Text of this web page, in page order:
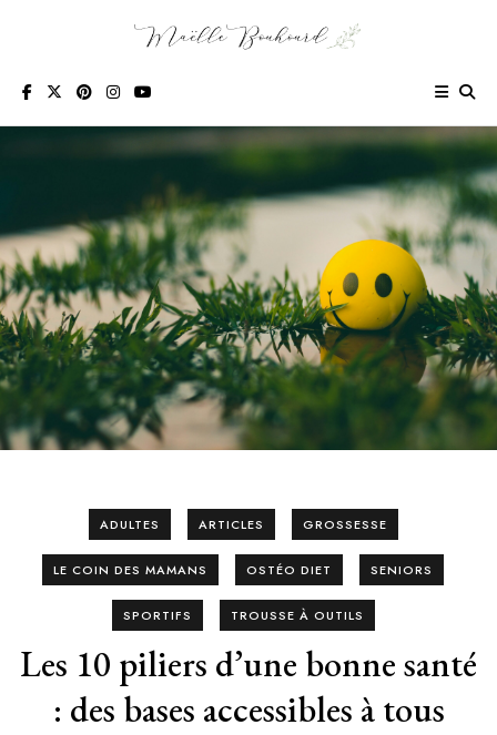
ADULTES ARTICLES GROSSESSE
LE COIN DES MAMANS OSTÉO DIET SENIORS
SPORTIFS TROUSSE À OUTILS
Les 10 piliers d’une bonne santé
: des bases accessibles à tous